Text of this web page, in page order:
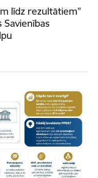
līdz rezultātiem”
Savienības